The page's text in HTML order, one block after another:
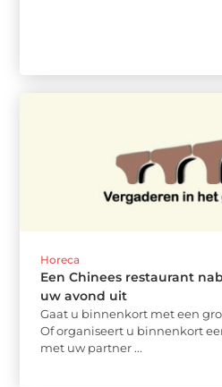
Horeca
Een Chinees restaurant
uw avond uit
Gaat u binnenkort met een
Of organiseert u binnenkort
met uw partner ...